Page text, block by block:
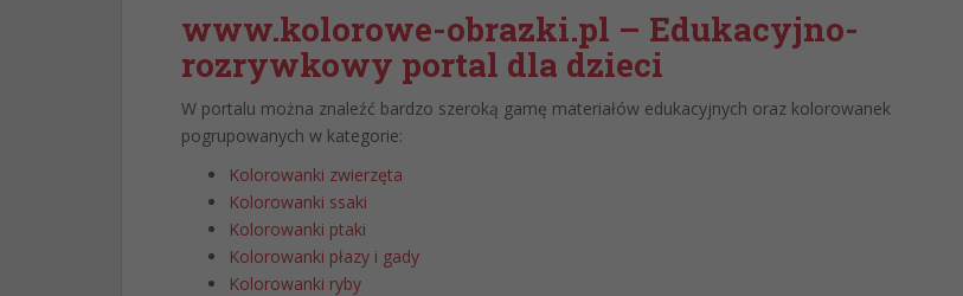
www.kolorowe-obrazki.pl – Edukacyjno-
rozrywkowy portal dla dzieci
W portalu można znaleźć bardzo szeroką gamę materiałów edukacyjnych oraz kolorowanek
pogrupowanych w kategorie:
Kolorowanki zwierzęta
Kolorowanki ssaki
Kolorowanki ptaki
Kolorowanki płazy i gady
Kolorowanki ryby